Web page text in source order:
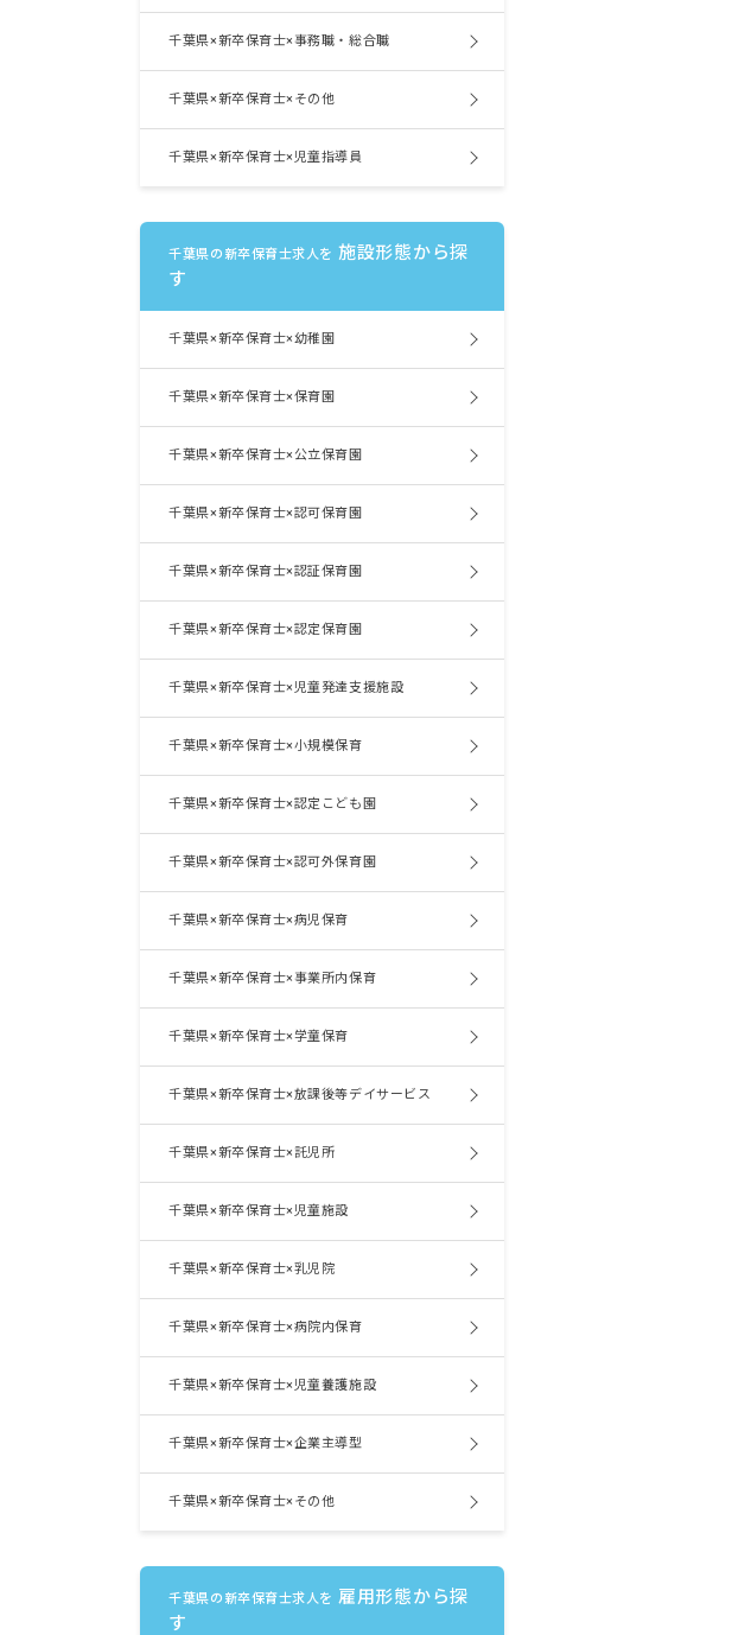
千葉県×新卒保育士×事務職・総合職
千葉県×新卒保育士×その他
千葉県×新卒保育士×児童指導員
千葉県の新卒保育士求人を 施設形態から探
す
千葉県×新卒保育士×幼稚園
千葉県×新卒保育士×保育園
千葉県×新卒保育士×公立保育園
千葉県×新卒保育士×認可保育園
千葉県×新卒保育士×認証保育園
千葉県×新卒保育士×認定保育園
千葉県×新卒保育士×児童発達支援施設
千葉県×新卒保育士×小規模保育
千葉県×新卒保育士×認定こども園
千葉県×新卒保育士×認可外保育園
千葉県×新卒保育士×病児保育
千葉県×新卒保育士×事業所内保育
千葉県×新卒保育士×学童保育
千葉県×新卒保育士×放課後等デイサービス
千葉県×新卒保育士×託児所
千葉県×新卒保育士×児童施設
千葉県×新卒保育士×乳児院
千葉県×新卒保育士×病院内保育
千葉県×新卒保育士×児童養護施設
千葉県×新卒保育士×企業主導型
千葉県×新卒保育士×その他
千葉県の新卒保育士求人を 雇用形態から探
す